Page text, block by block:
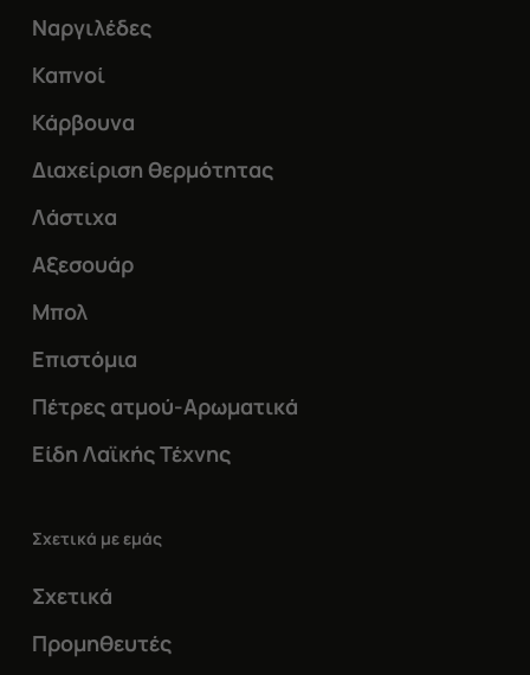
Ναργιλέδες
Καπνοί
Κάρβουνα
Διαχείριση θερμότητας
Λάστιχα
Αξεσουάρ
Μπολ
Επιστόμια
Πέτρες ατμού-Αρωματικά
Είδη Λαϊκής Τέχνης
Σχετικά με εμάς
Σχετικά
Προμηθευτές